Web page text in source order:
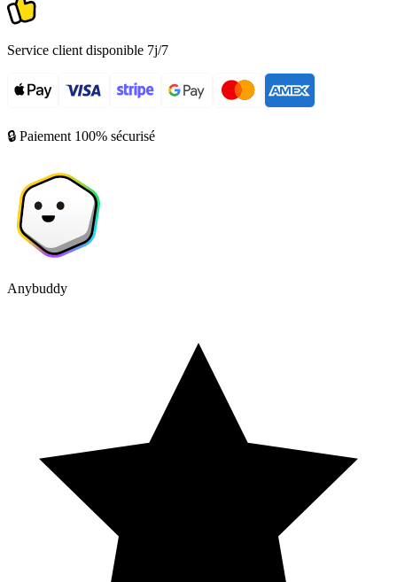
Service client disponible 7j/7
🔒 Paiement 100% sécurisé
Anybuddy